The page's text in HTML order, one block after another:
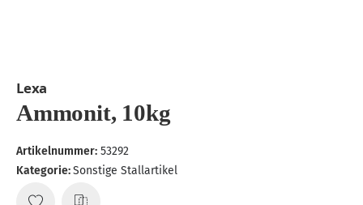
Lexa
Ammonit, 10kg
Artikelnummer: 53292
Kategorie:Sonstige Stallartikel